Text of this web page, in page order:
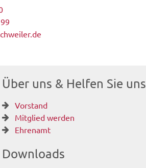
Über uns & Helfen Sie uns
Vorstand
Mitglied werden
Ehrenamt
Downloads